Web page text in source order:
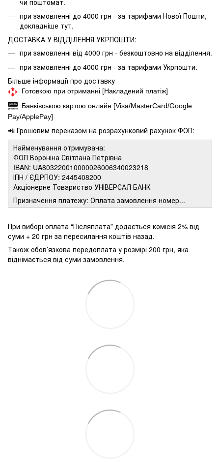
при замовленні до 4000 грн - за тарифами Нової Пошти,
докладніше тут.
ДОСТАВКА У ВІДДІЛЕННЯ УКРПОШТИ:
при замовленні від 4000 грн - безкоштовно на відділення.
при замовленні до 4000 грн - за тарифами Укрпошти.
Більше інформації про доставку
Готовкою при отриманні [Накладений платіж]
Банківською картою онлайн [Visa/MasterCard/Google
Pay/ApplePay]
📲 Грошовим переказом на розрахунковий рахунок ФОП:
Найменування отримувача:
ФОП Вороніна Світлана Петрівна
IBAN: UA803220010000026006340023218
ІПН / ЄДРПОУ: 2445408200
Акціонерне Товариство УНІВЕРСАЛ БАНК
Призначення платежу: Оплата замовлення номер...
При виборі оплата “Післяплата” додається комісія 2% від
суми + 20 грн за пересилання коштів назад.
Також обов’язкова передоплата у розмірі 200 грн, яка
віднімається від суми замовлення.